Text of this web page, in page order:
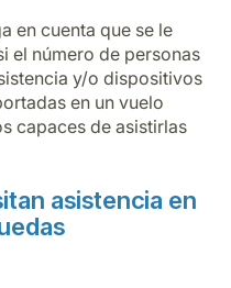
en cuenta que se le
el número de personas
y/o dispositivos
en un vuelo
capaces de asistirlas
asistencia en